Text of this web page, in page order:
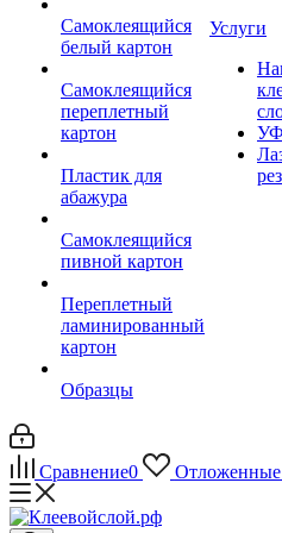
Самоклеящийся
белый картон
Самоклеящийся
переплетный
картон
Пластик для
абажура
Самоклеящийся
пивной картон
Переплетный
ламинированный
картон
Образцы
Услуги
УФ
Сравнение0 Отложенные